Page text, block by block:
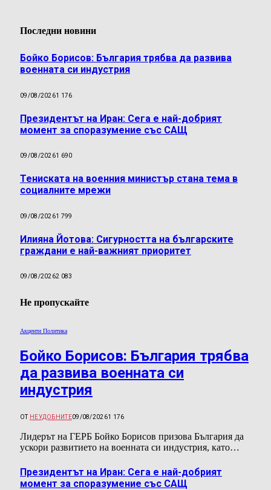
Последни новини
Бойко Борисов: България трябва да развива
военната си индустрия
09/08/20261 176
Президентът на Иран: Сега е най-добрият
момент за споразумение със САЩ
09/08/20261 690
Тениската на военния министър стана тема в
социалните мрежи
09/08/20261 799
Илияна Йотова: Сигурността на българските
граждани е най-важният приоритет
09/08/20262 083
Не пропускайте
Акценти Политика
Бойко Борисов: България трябва
да развива военната си
индустрия
ОТ НЕУДОБНИТЕ09/08/20261 176
Лидерът на ГЕРБ Бойко Борисов призова България да
ускори развитието на военната си индустрия, като…
Президентът на Иран: Сега е най-добрият
момент за споразумение със САЩ